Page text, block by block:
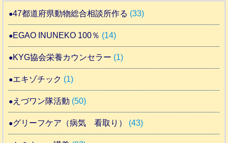
47都道府県動物総合相談所作る (33)
EGAO INUNEKO 100％ (14)
KYG協会栄養カウンセラー (1)
エキゾチック (1)
えづワン隊活動 (50)
グリーフケア（病気 看取り） (43)